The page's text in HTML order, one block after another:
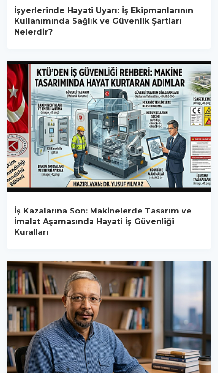
İşyerlerinde Hayati Uyarı: İş Ekipmanlarının
Kullanımında Sağlık ve Güvenlik Şartları
Nelerdir?
İş Kazalarına Son: Makinelerde Tasarım ve
İmalat Aşamasında Hayati İş Güvenliği
Kuralları